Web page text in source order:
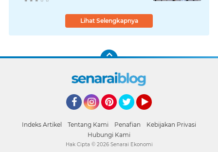
Lihat Selengkapnya
Indeks Artikel Tentang Kami Penafian
Kebijakan Privasi
Hubungi Kami
Hak Cipta © 2026 Senarai Ekonomi